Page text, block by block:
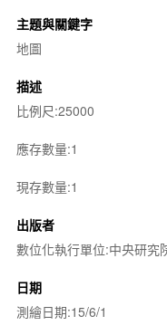
主題與關鍵字
地圖
描述
比例尺:25000
應存數量:1
現存數量:1
出版者
數位化執行單位:中央研究
日期
測繪日期:15/6/1